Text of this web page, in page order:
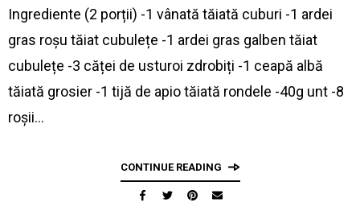
Ingrediente (2 porții) -1 vânată tăiată cuburi -1 ardei
gras roșu tăiat cubulețe -1 ardei gras galben tăiat
cubulețe -3 căței de usturoi zdrobiți -1 ceapă albă
tăiată grosier -1 tijă de apio tăiată rondele -40g unt -8
roșii…
CONTINUE READING